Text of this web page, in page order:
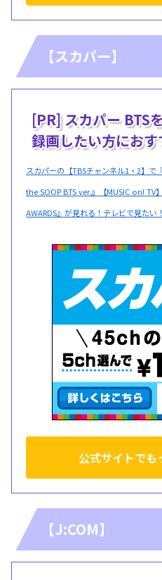
【スカパー】
[PR] スカパー BTS
録画したい方におす
スカパーの【TBSチャンネル1・2】で
the SOOP BTS ver.』【MUSIC on! TV
AWARDS』が見れる！テレビで見たい
公式サイトでも
【J:COM】